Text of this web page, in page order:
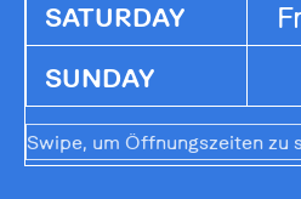
SATURDAY
SUNDAY
Swipe, um Öffnungszeiten zu